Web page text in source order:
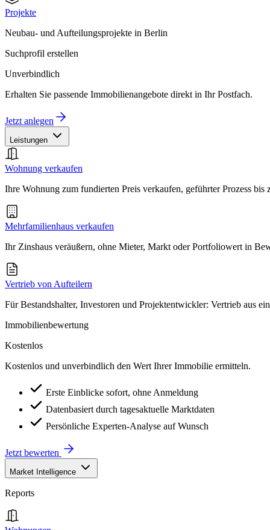
Projekte
Neubau- und Aufteilungsprojekte in Berlin
Suchprofil erstellen
Unverbindlich
Erhalten Sie passende Immobilienangebote direkt in Ihr Postfach.
Jetzt anlegen
Leistungen
Wohnung verkaufen
Ihre Wohnung zum fundierten Preis verkaufen, geführter Prozess bis
Mehrfamilienhaus verkaufen
Ihr Zinshaus veräußern, ohne Mieter, Markt oder Portfoliowert in
Vertrieb von Aufteilern
Für Bestandshalter, Investoren und Projektentwickler: Vertrieb aus
Immobilienbewertung
Kostenlos
Kostenlos und unverbindlich den Wert Ihrer Immobilie ermitteln.
Erste Einblicke sofort, ohne Anmeldung
Datenbasiert durch tagesaktuelle Marktdaten
Persönliche Experten-Analyse auf Wunsch
Jetzt bewerten
Market Intelligence
Reports